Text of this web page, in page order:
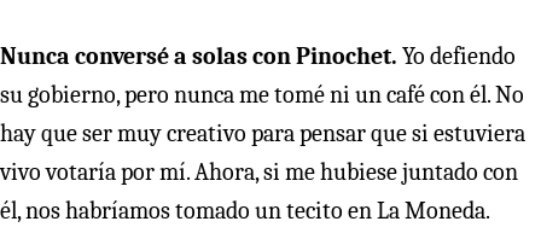
Nunca conversé a solas con Pinochet. Yo defiendo
su gobierno, pero nunca me tomé ni un café con él. No
hay que ser muy creativo para pensar que si estuviera
vivo votaría por mí. Ahora, si me hubiese juntado con
él, nos habríamos tomado un tecito en La Moneda.